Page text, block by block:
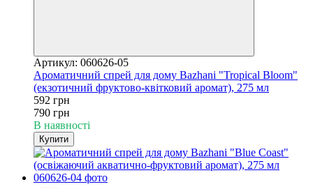
Артикул: 060626-05
Ароматичний спрей для дому Bazhani "Tropical Bloom"
(екзотичний фруктово-квітковий аромат), 275 мл
592 грн
790 грн
В наявності
Купити